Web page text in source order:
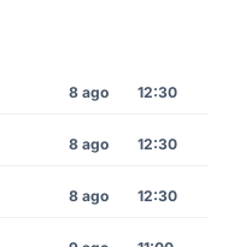
8 ago 12:30
8 ago 12:30
8 ago 12:30